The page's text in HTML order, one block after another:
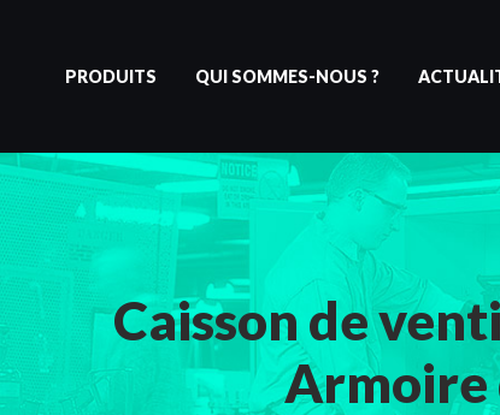
PRODUITS QUI SOMMES-NOUS ?
Caisson de
Armoire